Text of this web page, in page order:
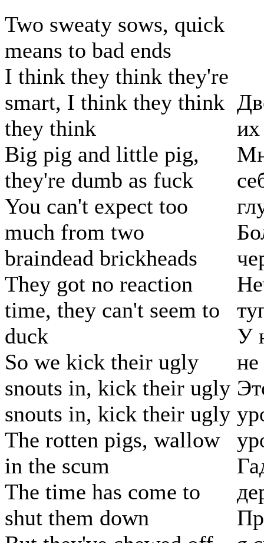
Two sweaty sows, quick
means to bad ends
I think they think they're
smart, I think they think
they think
Big pig and little pig,
they're dumb as fuck
You can't expect too
much from two
braindead brickheads
They got no reaction
time, they can't seem to
duck
So we kick their ugly
snouts in, kick their ugly
snouts in, kick their ugly
The rotten pigs, wallow
in the scum
The time has come to
shut them down
их
У
не